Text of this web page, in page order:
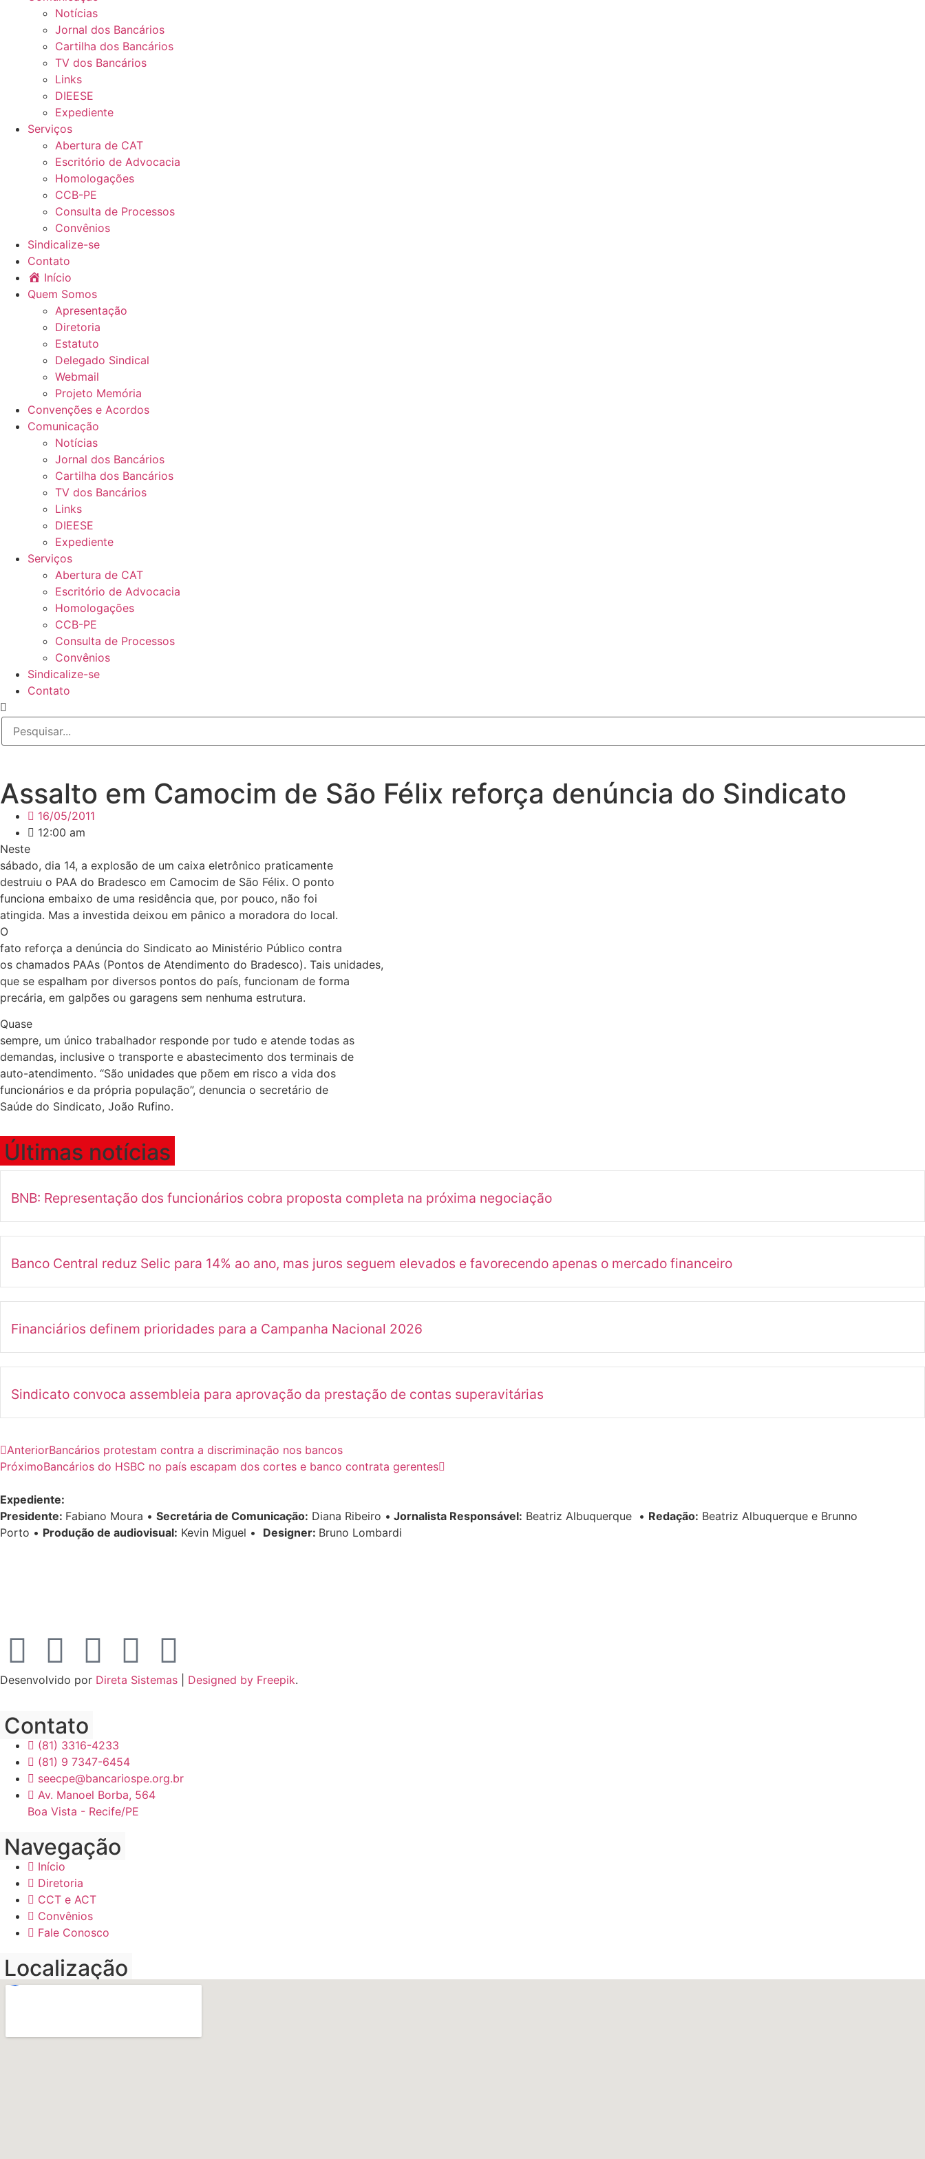
Notícias
Jornal dos Bancários
Cartilha dos Bancários
TV dos Bancários
Links
DIEESE
Expediente
Serviços
Abertura de CAT
Escritório de Advocacia
Homologações
CCB-PE
Consulta de Processos
Convênios
Sindicalize-se
Contato
Início
Quem Somos
Apresentação
Diretoria
Estatuto
Delegado Sindical
Webmail
Projeto Memória
Convenções e Acordos
Comunicação
Notícias
Jornal dos Bancários
Cartilha dos Bancários
TV dos Bancários
Links
DIEESE
Expediente
Serviços
Abertura de CAT
Escritório de Advocacia
Homologações
CCB-PE
Consulta de Processos
Convênios
Sindicalize-se
Contato
Assalto em Camocim de São Félix reforça denúncia do Sindicato
16/05/2011
12:00 am
Neste
sábado, dia 14, a explosão de um caixa eletrônico praticamente
destruiu o PAA do Bradesco em Camocim de São Félix. O ponto
funciona embaixo de uma residência que, por pouco, não foi
atingida. Mas a investida deixou em pânico a moradora do local.
O
fato reforça a denúncia do Sindicato ao Ministério Público contra
os chamados PAAs (Pontos de Atendimento do Bradesco). Tais unidades,
que se espalham por diversos pontos do país, funcionam de forma
precária, em galpões ou garagens sem nenhuma estrutura.
Quase
sempre, um único trabalhador responde por tudo e atende todas as
demandas, inclusive o transporte e abastecimento dos terminais de
auto-atendimento. “São unidades que põem em risco a vida dos
funcionários e da própria população”, denuncia o secretário de
Saúde do Sindicato, João Rufino.
Últimas notícias
BNB: Representação dos funcionários cobra proposta completa na próxima negociação
Banco Central reduz Selic para 14% ao ano, mas juros seguem elevados e favorecendo apenas o mercado financeiro
Financiários definem prioridades para a Campanha Nacional 2026
Sindicato convoca assembleia para aprovação da prestação de contas superavitárias
AnteriorBancários protestam contra a discriminação nos bancos
PróximoBancários do HSBC no país escapam dos cortes e banco contrata gerentes
Expediente:
Presidente: Fabiano Moura • Secretária de Comunicação: Diana Ribeiro • Jornalista Responsável: Beatriz Albuquerque • Redação: Beatriz Albuquerque e Brunno
Porto • Produção de audiovisual: Kevin Miguel • Designer: Bruno Lombardi
Desenvolvido por Direta Sistemas Designed by Freepik.
Contato
(81) 3316-4233
(81) 9 7347-6454
seecpe@bancariospe.org.br
Av. Manoel Borba, 564
Boa Vista - Recife/PE
Navegação
Início
Diretoria
CCT e ACT
Convênios
Fale Conosco
Localização